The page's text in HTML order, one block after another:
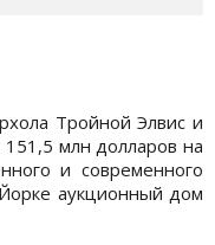
Тройной Элвис и
млн долларов на
и современного
аукционный дом